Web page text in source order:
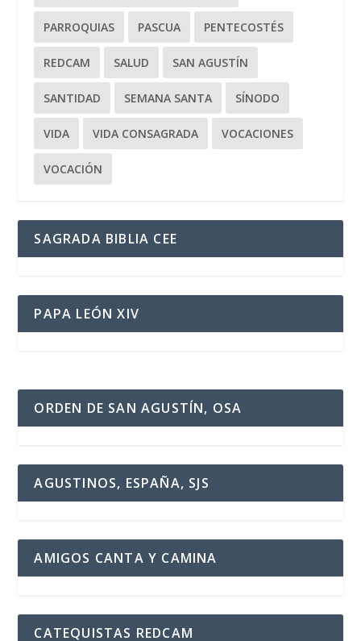
PARROQUIAS PASCUA PENTECOSTÉS
REDCAM SALUD SAN AGUSTÍN
SANTIDAD SEMANA SANTA SÍNODO
VIDA VIDA CONSAGRADA VOCACIONES
VOCACIÓN
SAGRADA BIBLIA CEE
PAPA LEÓN XIV
ORDEN DE SAN AGUSTÍN, OSA
AGUSTINOS, ESPAÑA, SJS
AMIGOS CANTA Y CAMINA
CATEQUISTAS REDCAM